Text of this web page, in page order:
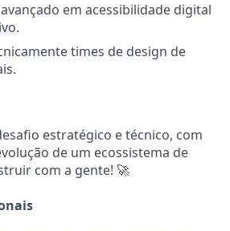
em acessibilidade digital
times de design de
estratégico e técnico, com
de um ecossistema de
com a gente! 🚀